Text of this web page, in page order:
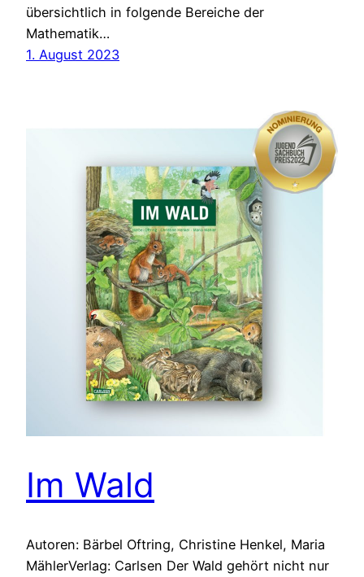
übersichtlich in folgende Bereiche der
Mathematik…
1. August 2023
Im Wald
Autoren: Bärbel Oftring, Christine Henkel, Maria
MählerVerlag: Carlsen Der Wald gehört nicht nur